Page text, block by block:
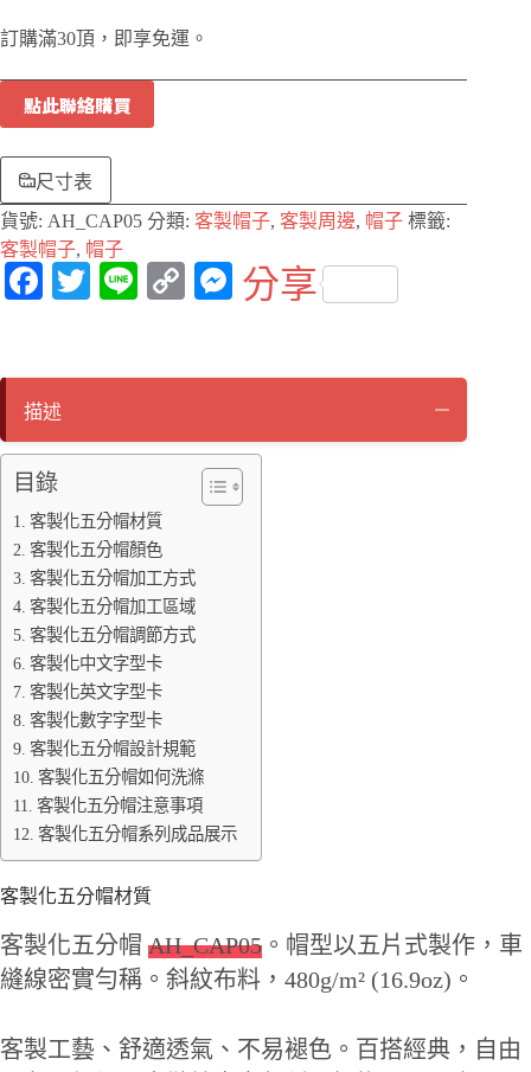
訂購滿30頂，即享免運。
點此聯絡購買
尺寸表
貨號: AH_CAP05 分類: 客製帽子, 客製周邊, 帽子 標籤:
客製帽子, 帽子
Fa
ok
T
Li
C
nk
M
er
分享
描述
目錄
客製化五分帽材質
客製化五分帽顏色
客製化五分帽加工方式
客製化五分帽加工區域
客製化五分帽調節方式
客製化中文字型卡
客製化英文字型卡
客製化數字字型卡
客製化五分帽設計規範
客製化五分帽如何洗滌
客製化五分帽注意事項
客製化五分帽系列成品展示
客製化五分帽材質
客製化五分帽 AH_CAP05 。帽型以五片式製作，車
縫線密實勻稱。斜紋布料，480g/m² (16.9oz)。
客製工藝、舒適透氣、不易褪色。百搭經典，自由